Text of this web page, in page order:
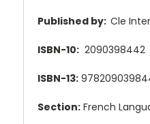
Published by: Cle
ISBN-10: 2090398442
ISBN-13:
Section: French